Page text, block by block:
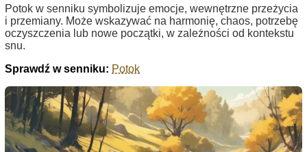
Potok w senniku symbolizuje emocje, wewnętrzne przeżycia
i przemiany. Może wskazywać na harmonię, chaos, potrzebę
oczyszczenia lub nowe początki, w zależności od kontekstu
snu.
Sprawdź w senniku: Potok